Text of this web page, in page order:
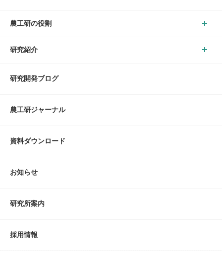
農工研の役割
研究紹介
研究開発ブログ
農工研ジャーナル
資料ダウンロード
お知らせ
研究所案内
採用情報